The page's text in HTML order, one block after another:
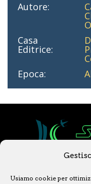
Usiamo cookie per
Autore:
Casa
Editrice:
Epoca:
Questo sito non